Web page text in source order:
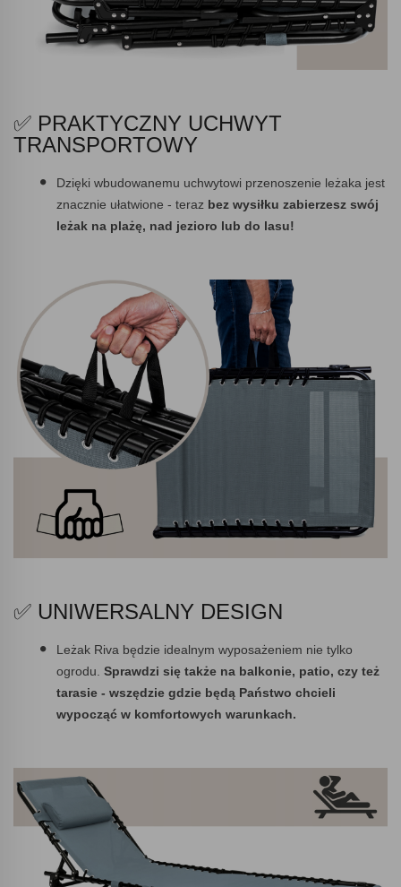
✅ PRAKTYCZNY UCHWYT
TRANSPORTOWY
Dzięki wbudowanemu uchwytowi przenoszenie leżaka jest
znacznie ułatwione - teraz bez wysiłku zabierzesz swój
leżak na plażę, nad jezioro lub do lasu!
✅ UNIWERSALNY DESIGN
Leżak Riva będzie idealnym wyposażeniem nie tylko
ogrodu. Sprawdzi się także na balkonie, patio, czy też
tarasie - wszędzie gdzie będą Państwo chcieli
wypocząć w komfortowych warunkach.